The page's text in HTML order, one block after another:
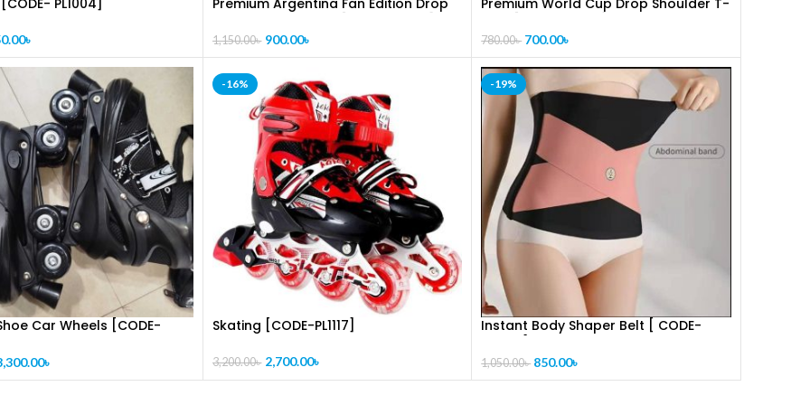
৳ 1,150.00৳ 900.00৳ 780.00৳ 700.00৳
Car Wheels [CODE-
৳
-16%
Skating [CODE-PL1117]
3,200.00৳ 2,700.00৳
-19%
Instant Body Shaper Belt [ CODE-
1,050.00৳ 850.00৳